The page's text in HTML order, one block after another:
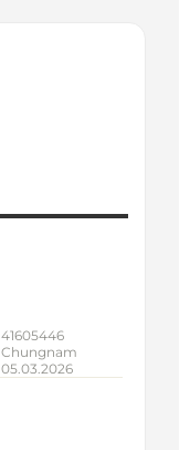
41605446
Chungnam
05.03.2026